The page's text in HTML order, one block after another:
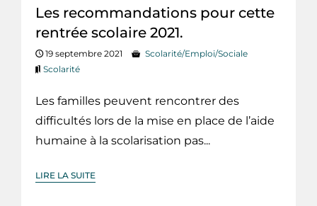
Les recommandations pour cette
rentrée scolaire 2021.
19 septembre 2021
Scolarité/Emploi/Sociale
Scolarité
Les familles peuvent rencontrer des
difficultés lors de la mise en place de l’aide
humaine à la scolarisation pas...
LIRE LA SUITE